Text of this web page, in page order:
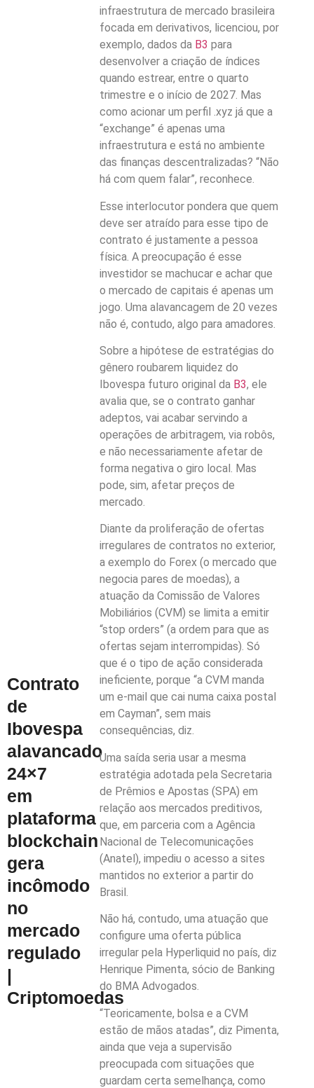
Contrato
de
Ibovespa
alavancado
24×7
em
plataforma
blockchain
gera
incômodo
no
mercado
regulado
|
Criptomoedas
infraestrutura de mercado brasileira
focada em derivativos, licenciou, por
exemplo, dados da B3 para
desenvolver a criação de índices
quando estrear, entre o quarto
trimestre e o início de 2027. Mas
como acionar um perfil .xyz já que a
“exchange” é apenas uma
infraestrutura e está no ambiente
das finanças descentralizadas? “Não
há com quem falar”, reconhece.
Esse interlocutor pondera que quem
deve ser atraído para esse tipo de
contrato é justamente a pessoa
física. A preocupação é esse
investidor se machucar e achar que
o mercado de capitais é apenas um
jogo. Uma alavancagem de 20 vezes
não é, contudo, algo para amadores.
Sobre a hipótese de estratégias do
gênero roubarem liquidez do
Ibovespa futuro original da B3, ele
avalia que, se o contrato ganhar
adeptos, vai acabar servindo a
operações de arbitragem, via robôs,
e não necessariamente afetar de
forma negativa o giro local. Mas
pode, sim, afetar preços de
mercado.
Diante da proliferação de ofertas
irregulares de contratos no exterior,
a exemplo do Forex (o mercado que
negocia pares de moedas), a
atuação da Comissão de Valores
Mobiliários (CVM) se limita a emitir
“stop orders” (a ordem para que as
ofertas sejam interrompidas). Só
que é o tipo de ação considerada
ineficiente, porque “a CVM manda
um e-mail que cai numa caixa postal
em Cayman”, sem mais
consequências, diz.
Uma saída seria usar a mesma
estratégia adotada pela Secretaria
de Prêmios e Apostas (SPA) em
relação aos mercados preditivos,
que, em parceria com a Agência
Nacional de Telecomunicações
(Anatel), impediu o acesso a sites
mantidos no exterior a partir do
Brasil.
Não há, contudo, uma atuação que
configure uma oferta pública
irregular pela Hyperliquid no país, diz
Henrique Pimenta, sócio de Banking
do BMA Advogados.
“Teoricamente, bolsa e a CVM
estão de mãos atadas”, diz Pimenta,
ainda que veja a supervisão
preocupada com situações que
guardam certa semelhança, como